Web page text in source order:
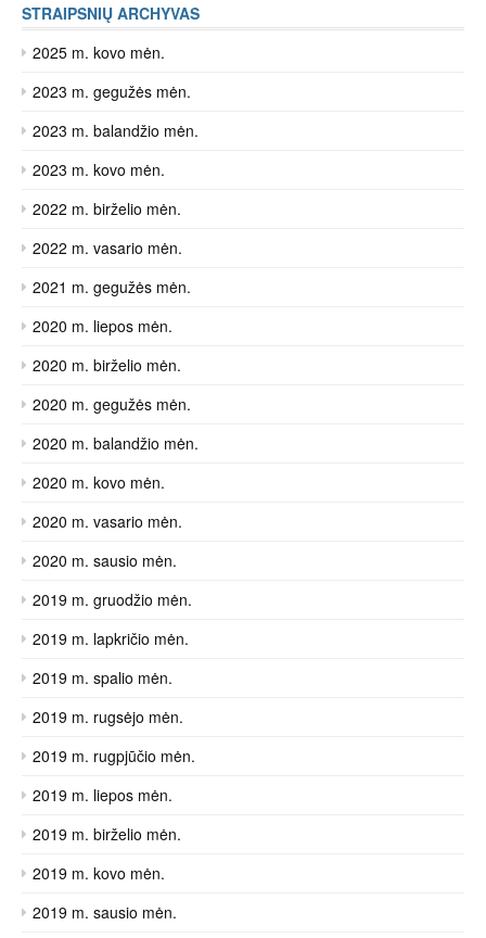
STRAIPSNIŲ ARCHYVAS
2025 m. kovo mėn.
2023 m. gegužės mėn.
2023 m. balandžio mėn.
2023 m. kovo mėn.
2022 m. birželio mėn.
2022 m. vasario mėn.
2021 m. gegužės mėn.
2020 m. liepos mėn.
2020 m. birželio mėn.
2020 m. gegužės mėn.
2020 m. balandžio mėn.
2020 m. kovo mėn.
2020 m. vasario mėn.
2020 m. sausio mėn.
2019 m. gruodžio mėn.
2019 m. lapkričio mėn.
2019 m. spalio mėn.
2019 m. rugsėjo mėn.
2019 m. rugpjūčio mėn.
2019 m. liepos mėn.
2019 m. birželio mėn.
2019 m. kovo mėn.
2019 m. sausio mėn.